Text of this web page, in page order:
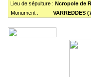
Lieu de sépulture : Ncropole de
Monument : VARREDDES